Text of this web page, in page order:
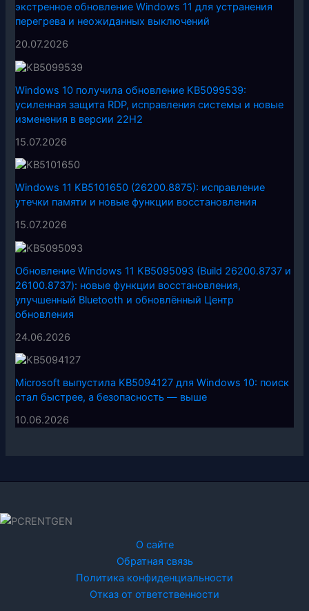
экстренное обновление Windows 11 для устранения
перегрева и неожиданных выключений
20.07.2026
Windows 10 получила обновление KB5099539:
усиленная защита RDP, исправления системы и новые
изменения в версии 22H2
15.07.2026
Windows 11 KB5101650 (26200.8875): исправление
утечки памяти и новые функции восстановления
15.07.2026
Обновление Windows 11 KB5095093 (Build 26200.8737 и
26100.8737): новые функции восстановления,
улучшенный Bluetooth и обновлённый Центр
обновления
24.06.2026
Microsoft выпустила KB5094127 для Windows 10: поиск
стал быстрее, а безопасность — выше
10.06.2026
О сайте
Обратная связь
Политика конфиденциальности
Отказ от ответственности